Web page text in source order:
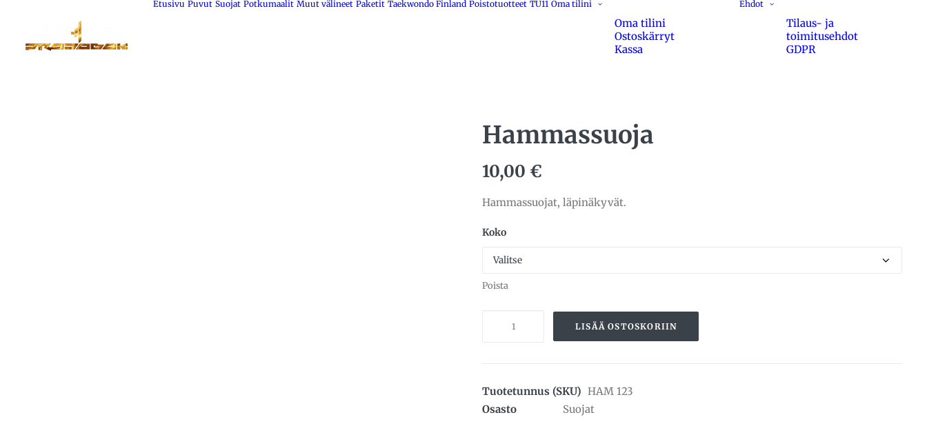
Etusivu Puvut Suojat Potkumaalit Muut välineet Paketit Taekwondo Finland Poistotuotteet TU11 Oma tilini
Oma tilini
Ostoskärryt
Kassa
Ehdot
Tilaus- ja
toimitusehdot
GDPR
Hammassuoja
10,00 €
Hammassuojat, läpinäkyvät.
Koko
Poista
LISÄÄ OSTOSKORIIN
Tuotetunnus (SKU) HAM 123
Osasto
Suojat